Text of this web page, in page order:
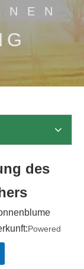
des
Powered